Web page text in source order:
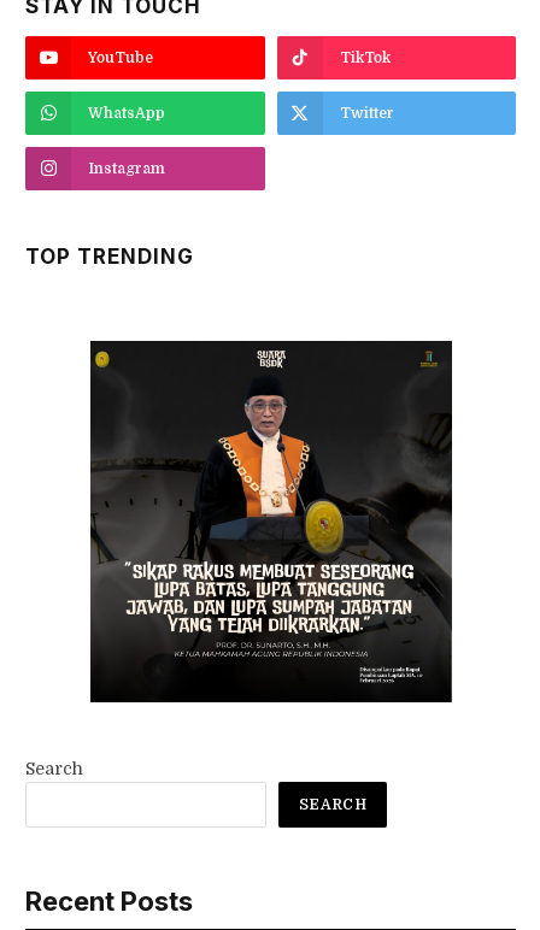
STAY IN TOUCH
YouTube TikTok
WhatsApp Twitter
Instagram
TOP TRENDING
Search
SEARCH
Recent Posts